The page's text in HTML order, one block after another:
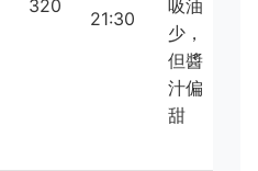
320
21:30
吸油
少，
但醬
汁偏
甜